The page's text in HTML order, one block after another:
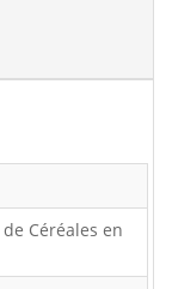
Céréales en